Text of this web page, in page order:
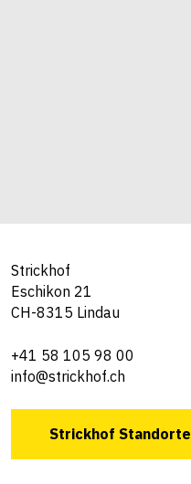
Strickhof
Eschikon 21
CH-8315 Lindau
+41 58 105 98 00
info@strickhof.ch
Strickhof Standorte